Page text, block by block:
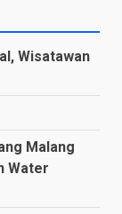
Wisatawan
Malang
Water